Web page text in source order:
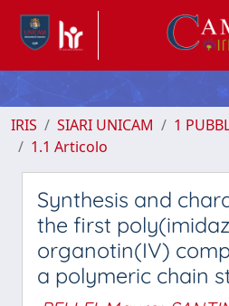
IRIS SIARI UNICAM
1
1.1 Articolo
Synthesis and
the first
organotin(IV)
a polymeric chain